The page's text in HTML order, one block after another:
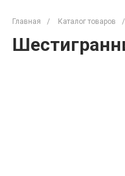
Главная / Каталог товаров /